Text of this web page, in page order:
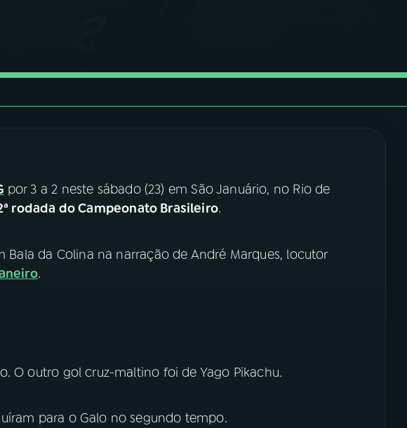
por 3 a 2 neste sábado (23) em São Januário, no Rio de
rodada do Campeonato Brasileiro.
Bala da Colina na narração de André Marques, locutor
.
O outro gol cruz-maltino foi de Yago Pikachu.
para o Galo no segundo tempo.